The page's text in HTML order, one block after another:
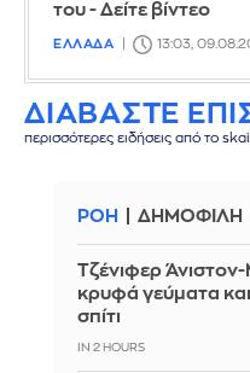
του - Δείτε βίντεο
ΕΛΛΑΔΑ 13:03,
ΔΙΑΒΑΣΤΕ
περισσότερες ειδήσεις από το
ΡΟΗ ΔΗΜΟΦΙΛΗ
Τζένιφερ
κρυφά γεύματα και
σπίτι
IN 2 HOURS